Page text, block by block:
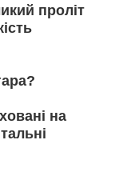
проліт
на